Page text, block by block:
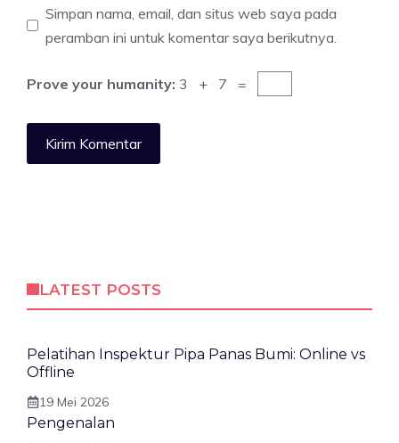
Simpan nama, email, dan situs web saya pada
peramban ini untuk komentar saya berikutnya.
Prove your humanity: 3 + 7 =
LATEST POSTS
Pelatihan Inspektur Pipa Panas Bumi: Online vs
Offline
19 Mei 2026
Pengenalan